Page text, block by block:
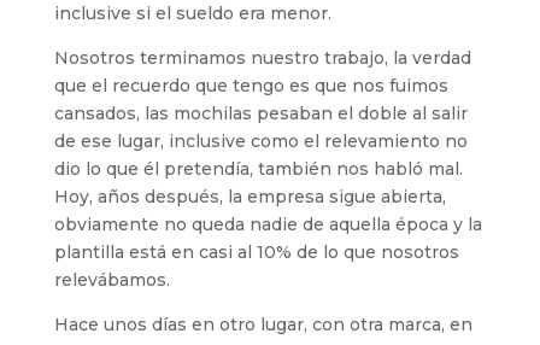
inclusive si el sueldo era menor.
Nosotros terminamos nuestro trabajo, la verdad
que el recuerdo que tengo es que nos fuimos
cansados, las mochilas pesaban el doble al salir
de ese lugar, inclusive como el relevamiento no
dio lo que él pretendía, también nos habló mal.
Hoy, años después, la empresa sigue abierta,
obviamente no queda nadie de aquella época y la
plantilla está en casi al 10% de lo que nosotros
relevábamos.
Hace unos días en otro lugar, con otra marca, en